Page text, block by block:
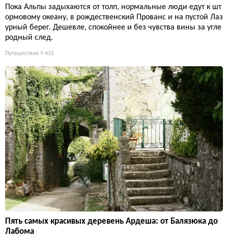
Пока Альпы задыхаются от толп, нормальные люди едут к шт
ормовому океану, в рождественский Прованс и на пустой Лаз
урный берег. Дешевле, спокойнее и без чувства вины за угле
родный след.
Путешествия 9 431
Пять самых красивых деревень Ардеша: от Балязюка до
Лабома